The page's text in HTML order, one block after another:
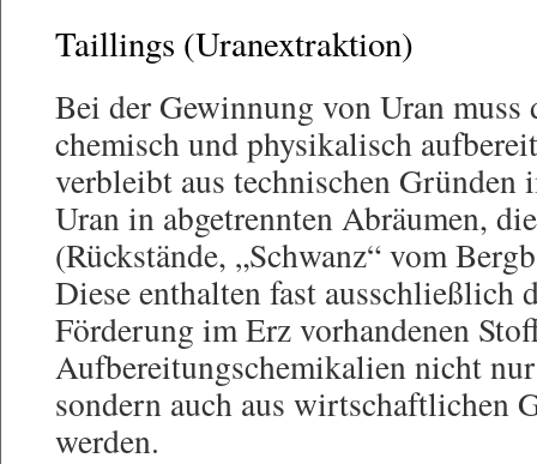
Taillings (Uranextraktion)
Bei der Gewinnung von Uran muss
chemisch und physikalisch
verbleibt aus technischen Gründen
Uran in abgetrennten Abräumen,
(Rückstände, „Schwanz“ vom
Diese enthalten fast ausschließlich
Förderung im Erz vorhandenen
Aufbereitungschemikalien nicht
sondern auch aus wirtschaftlichen
werden.